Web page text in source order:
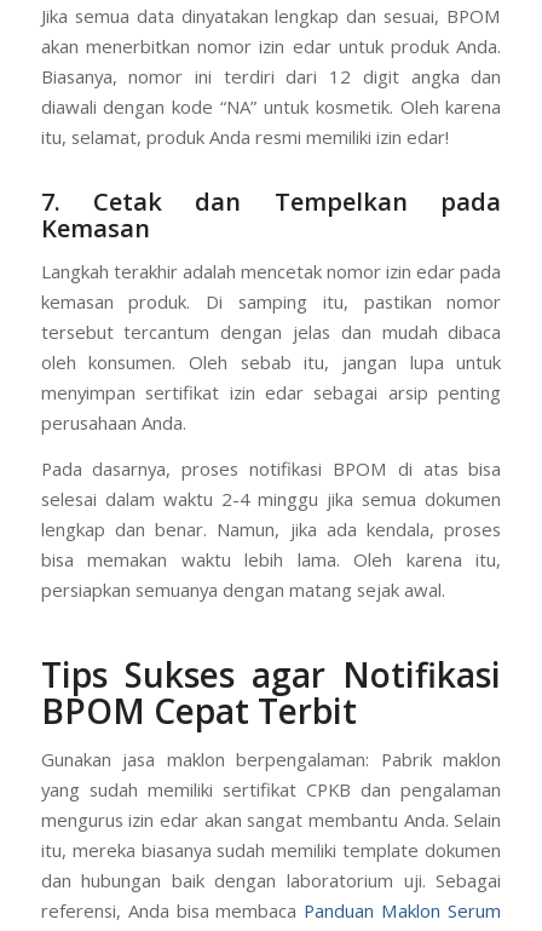
Jika semua data dinyatakan lengkap dan sesuai, BPOM
akan menerbitkan nomor izin edar untuk produk Anda.
Biasanya, nomor ini terdiri dari 12 digit angka dan
diawali dengan kode “NA” untuk kosmetik. Oleh karena
itu, selamat, produk Anda resmi memiliki izin edar!
7. Cetak dan Tempelkan pada
Kemasan
Langkah terakhir adalah mencetak nomor izin edar pada
kemasan produk. Di samping itu, pastikan nomor
tersebut tercantum dengan jelas dan mudah dibaca
oleh konsumen. Oleh sebab itu, jangan lupa untuk
menyimpan sertifikat izin edar sebagai arsip penting
perusahaan Anda.
Pada dasarnya, proses notifikasi BPOM di atas bisa
selesai dalam waktu 2-4 minggu jika semua dokumen
lengkap dan benar. Namun, jika ada kendala, proses
bisa memakan waktu lebih lama. Oleh karena itu,
persiapkan semuanya dengan matang sejak awal.
Tips Sukses agar Notifikasi
BPOM Cepat Terbit
Gunakan jasa maklon berpengalaman: Pabrik maklon
yang sudah memiliki sertifikat CPKB dan pengalaman
mengurus izin edar akan sangat membantu Anda. Selain
itu, mereka biasanya sudah memiliki template dokumen
dan hubungan baik dengan laboratorium uji. Sebagai
referensi, Anda bisa membaca Panduan Maklon Serum